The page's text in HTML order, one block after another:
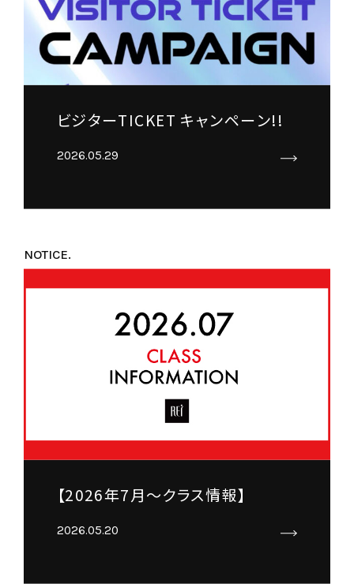
ビジターTICKET キャンペーン!!
2026.05.29
NOTICE.
【2026年7月～クラス情報】
2026.05.20